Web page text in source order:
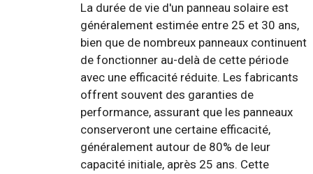
La durée de vie d'un panneau solaire est
généralement estimée entre 25 et 30 ans,
bien que de nombreux panneaux continuent
de fonctionner au-delà de cette période
avec une efficacité réduite. Les fabricants
offrent souvent des garanties de
performance, assurant que les panneaux
conserveront une certaine efficacité,
généralement autour de 80% de leur
capacité initiale, après 25 ans. Cette